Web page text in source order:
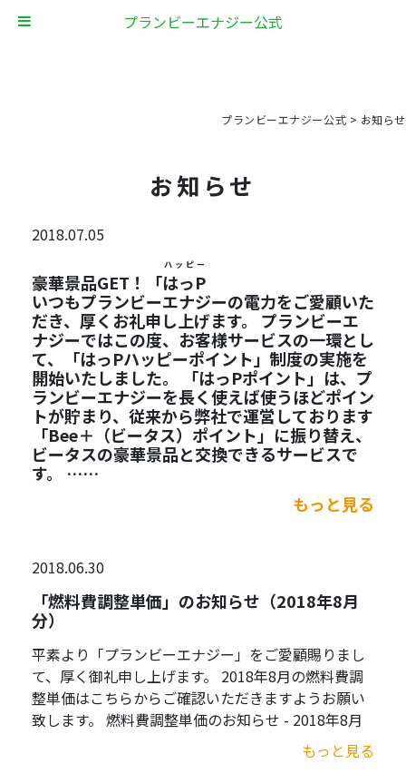
プランビーエナジー公式 > お知らせ
お知らせ
2018.07.05
豪華景品GET！「はっP
ハッピー
いつもプランビーエナジーの電力をご愛顧いた
だき、厚くお礼申し上げます。 プランビーエ
ナジーではこの度、お客様サービスの一環とし
て、「はっPハッピーポイント」制度の実施を
開始いたしました。 「はっPポイント」は、プ
ランビーエナジーを長く使えば使うほどポイン
トが貯まり、従来から弊社で運営しております
「Bee＋（ビータス）ポイント」に振り替え、
ビータスの豪華景品と交換できるサービスで
す。 ……
もっと見る
2018.06.30
「燃料費調整単価」のお知らせ（2018年8月
分）
平素より「プランビーエナジー」をご愛顧賜りまし
て、厚く御礼申し上げます。 2018年8月の燃料費調
整単価はこちらからご確認いただきますようお願い
致します。 燃料費調整単価のお知らせ - 2018年8月
もっと見る
プランビーエナジー公式